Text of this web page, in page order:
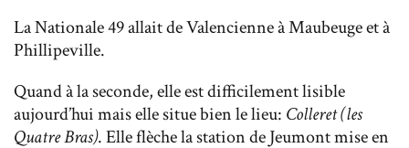
La Nationale 49 allait de Valencienne à Maubeuge et à
Phillipeville.
Quand à la seconde, elle est difficilement lisible
aujourd’hui mais elle situe bien le lieu: Colleret (les
Quatre Bras). Elle flèche la station de Jeumont mise en